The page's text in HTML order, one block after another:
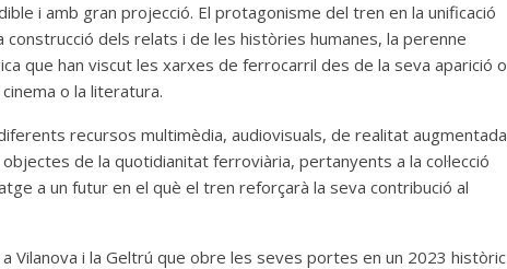
i amb gran projecció. El protagonisme del tren en la unificació
construcció dels relats i de les històries humanes, la perenne
que han viscut les xarxes de ferrocarril des de la seva aparició o
o la literatura.
recursos multimèdia, audiovisuals, de realitat
de la quotidianitat ferroviària, pertanyents a la col·lecció
a un futur en el què el tren reforçarà la seva contribució al
Vilanova i la Geltrú que obre les seves portes en un 2023 històric